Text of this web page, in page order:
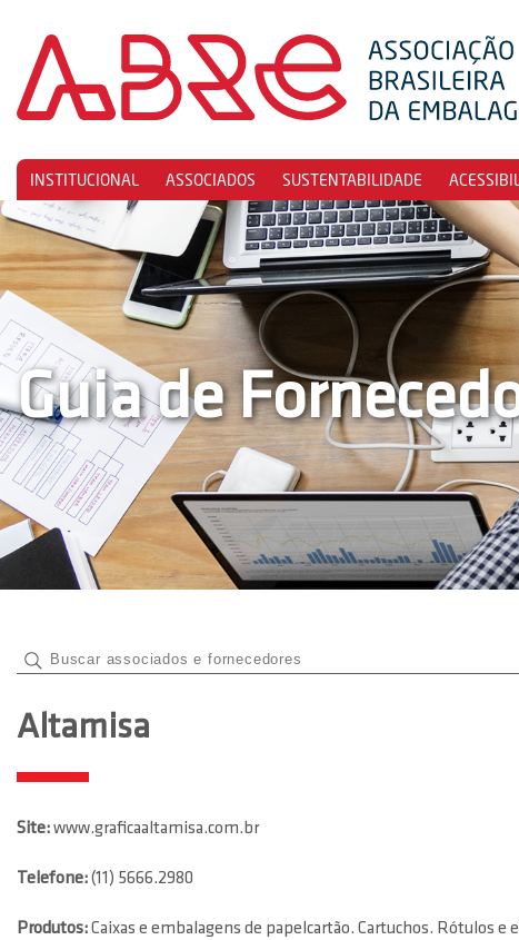
INSTITUCIONAL ASSOCIADOS SUSTENTABILIDADE
Guia de
Altamisa
Site:www.graficaaltamisa.com.br
Telefone:(11) 5666.2980
Produtos:Caixas e embalagens de papelcartão. Cartuchos. Rótulos